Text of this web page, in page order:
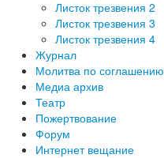
Листок трезвения 2
Листок трезвения 3
Листок трезвения 4
Журнал
Молитва по соглашению
Медиа архив
Театр
Пожертвование
Форум
Интернет вещание